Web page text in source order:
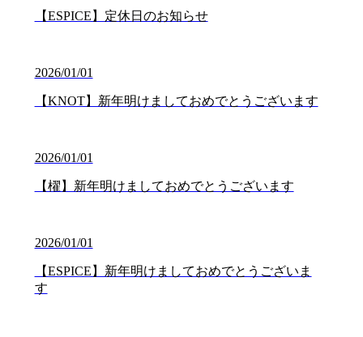
【ESPICE】定休日のお知らせ
2026/01/01
【KNOT】新年明けましておめでとうございます
2026/01/01
【櫂】新年明けましておめでとうございます
2026/01/01
【ESPICE】新年明けましておめでとうございま
す